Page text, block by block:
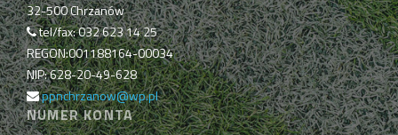
32-500 Chrzanów
tel/fax: 032 623 14 25
REGON:001188164-00034
NIP: 628-20-49-628
ppnchrzanow@wp.pl
NUMER KONTA